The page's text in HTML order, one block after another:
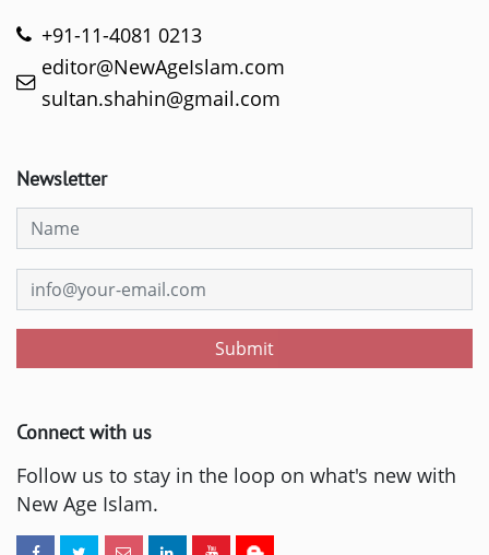
+91-11-4081 0213
editor@NewAgeIslam.com
sultan.shahin@gmail.com
Newsletter
Submit
Connect with us
Follow us to stay in the loop on what's new with
New Age Islam.